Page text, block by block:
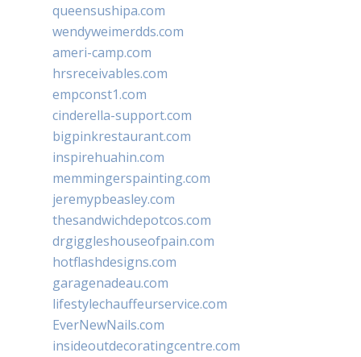
queensushipa.com
wendyweimerdds.com
ameri-camp.com
hrsreceivables.com
empconst1.com
cinderella-support.com
bigpinkrestaurant.com
inspirehuahin.com
memmingerspainting.com
jeremypbeasley.com
thesandwichdepotcos.com
drgiggleshouseofpain.com
hotflashdesigns.com
garagenadeau.com
lifestylechauffeurservice.com
EverNewNails.com
insideoutdecoratingcentre.com